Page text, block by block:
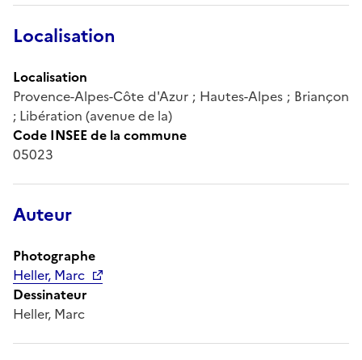
Localisation
Localisation
Provence-Alpes-Côte d'Azur ; Hautes-Alpes ; Briançon
; Libération (avenue de la)
Code INSEE de la commune
05023
Auteur
Photographe
Heller, Marc
Dessinateur
Heller, Marc